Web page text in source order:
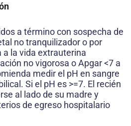
a término con sospecha de
no tranquilizador o por
la vida extrauterina
no vigorosa o Apgar <7 a
medir el pH en sangre
Si el pH es >=7. El recién
al lado de su madre y
de egreso hospitalario